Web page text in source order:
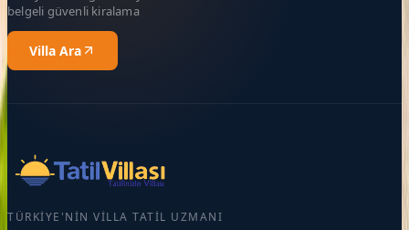
belgeli güvenli kiralama
Villa Ara
TÜRKIYE'NIN VILLA TATIL UZMANI